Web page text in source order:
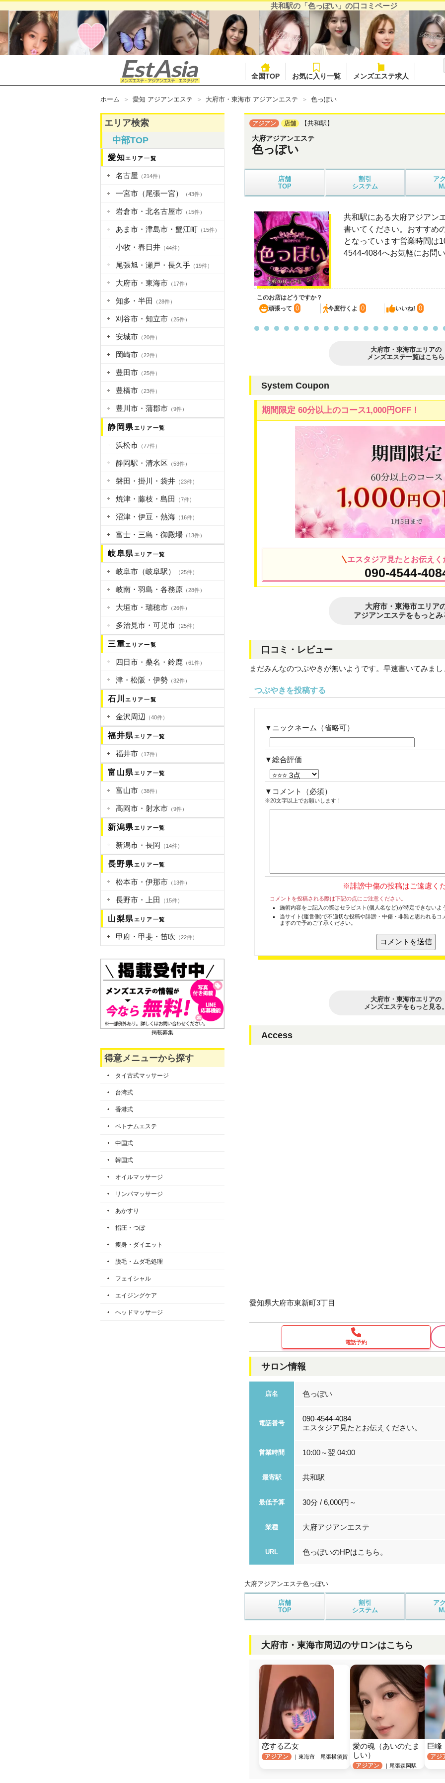
共和駅の「色っぽい」の口コミページ
全国TOP お気に入り一覧 メンズエステ求人
ホーム 愛知 アジアンエステ 大府市・東海市 アジアンエステ 色っぽい
アジアン 店舗 【共和駅】
大府アジアンエステ
色っぽい
店舗
TOP
割引
システム
ア
共和駅にある大府アジアン
書いてください。おすすめ
となっています営業時間は
4544-4084へお気軽にお問
このお店はどうですか？
頑張って 0 今度行くよ 0 いいね! 0
大府市・東海市エリアの
メンズエステ一覧はこちら
System Coupon
期間限定 60分以上のコース1,000円OFF！
エスタジア見たとお伝えく
090-4544-
大府市・東海市エリア
アジアンエステをもっとみ
口コミ・レビュー
まだみんなのつぶやきが無いようです。早速書いてみまし
つぶやきを投稿する
ニックネーム（省略可）
総合評価
コメント （必須）
※20文字以上でお願いします！
※誹謗中傷の投稿はご遠慮く
コメントを投稿される際は下記の点にご注意ください。
施術内容をご記入の際はセラピスト(個人名など)が特定できないよ
当サイト(運営側)で不適切な投稿や誹謗・中傷・非難と思われる
ますので予めご了承ください。
大府市・東海市エリアの
メンズエステをもっと見る
Access
愛知県大府市東新町3丁目
電話予約
サロン情報
店名 色っぽい
電話番号
090-4544-4084
エスタジア見たとお伝えください。
営業時間 10:00～翌 04:00
最寄駅 共和駅
最低予算 30分 / 6,000円～
業種 大府アジアンエステ
URL 色っぽいのHPはこちら。
大府アジアンエステ色っぽい
店舗
TOP
割引
システム
ア
大府市・東海市周辺のサロンはこちら
恋する乙女
アジアン ｜東海市 尾張横須賀
愛の魂（あいのたま
しい）
アジアン ｜尾張森岡駅
巨峰
アジ
エリア検索
中部TOP
愛知エリア一覧
名古屋 （214件）
一宮市（尾張一宮） （43件）
岩倉市・北名古屋市 （15件）
あま市・津島市・蟹江町 （15件）
小牧・春日井 （44件）
尾張旭・瀬戸・長久手 （19件）
大府市・東海市 （17件）
知多・半田 （28件）
刈谷市・知立市 （25件）
安城市 （20件）
岡崎市 （22件）
豊田市 （25件）
豊橋市 （23件）
豊川市・蒲郡市 （9件）
静岡県 エリア一覧
浜松市 （77件）
静岡駅・清水区 （53件）
磐田・掛川・袋井 （23件）
焼津・藤枝・島田 （7件）
沼津・伊豆・熱海 （16件）
富士・三島・御殿場 （13件）
岐阜県 エリア一覧
岐阜市（岐阜駅） （25件）
岐南・羽島・各務原 （28件）
大垣市・瑞穂市 （26件）
多治見市・可児市 （25件）
三重エリア一覧
四日市・桑名・鈴鹿 （61件）
津・松阪・伊勢 （32件）
石川 エリア一覧
金沢周辺 （40件）
福井県 エリア一覧
福井市 （17件）
富山県 エリア一覧
富山市 （38件）
高岡市・射水市 （9件）
新潟県 エリア一覧
新潟市・長岡 （14件）
長野県 エリア一覧
松本市・伊那市 （13件）
長野市・上田 （15件）
山梨県 エリア一覧
甲府・甲斐・笛吹 （22件）
掲載募集
得意メニューから探す
タイ古式マッサージ
台湾式
香港式
ベトナムエステ
中国式
韓国式
オイルマッサージ
リンパマッサージ
あかすり
指圧・つぼ
痩身・ダイエット
脱毛・ムダ毛処理
フェイシャル
エイジングケア
ヘッドマッサージ